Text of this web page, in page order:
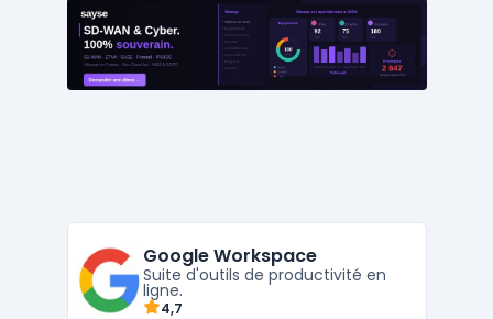
exclusivement en France, une conformité
RGPD, ainsi que des certifications ISO 27001
et HDS (selo ...
Google Workspace
Suite d'outils de productivité en
ligne.
4,7